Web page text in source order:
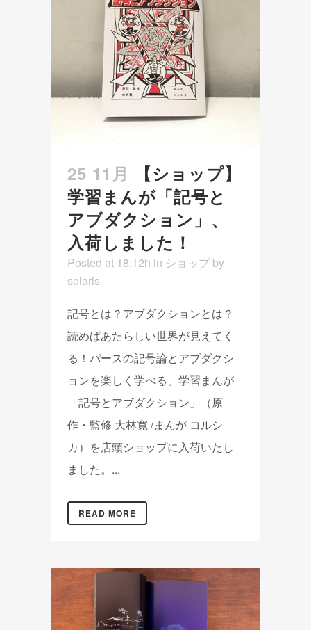
25 11月
【ショップ】
学習まんが「記号と
アブダクション」、
入荷しました！
Posted at 18:12h in ショップ by
solaris
記号とは？アブダクションとは？
読めばあたらしい世界が見えてく
る！パースの記号論とアブダクシ
ョンを楽しく学べる、学習まんが
「記号とアブダクション」（原
作・監修 大林寛 /まんが コルシ
カ）を店頭ショップに入荷いたし
ました。...
READ MORE